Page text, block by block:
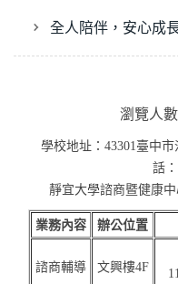
全人陪伴，安心成
瀏覽人數
學校地址：43301臺中
話
靜宜大學諮商暨健康中
業務內容 辦公位置
諮商輔導 文興樓4F